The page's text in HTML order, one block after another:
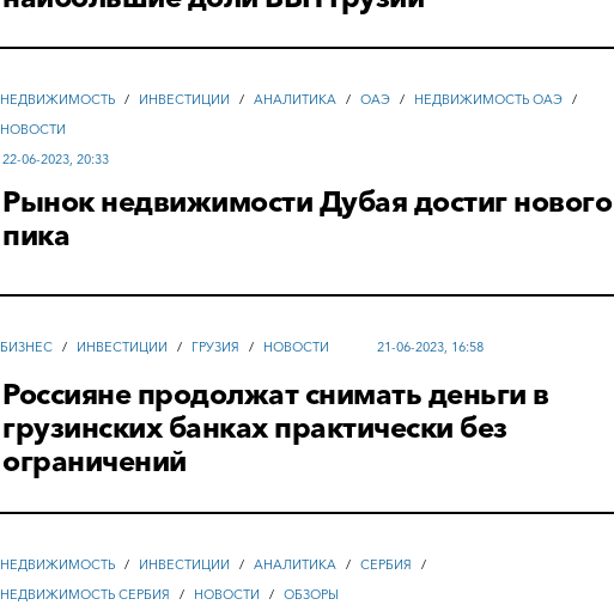
НЕДВИЖИМОСТЬ / ИНВЕСТИЦИИ / АНАЛИТИКА / ОАЭ / НЕДВИЖИМОСТЬ ОАЭ /
НОВОСТИ
22-06-2023, 20:33
Рынок недвижимости Дубая достиг нового
пика
БИЗНЕС / ИНВЕСТИЦИИ / ГРУЗИЯ / НОВОСТИ 21-06-2023, 16:58
Россияне продолжат снимать деньги в
грузинских банках практически без
ограничений
НЕДВИЖИМОСТЬ / ИНВЕСТИЦИИ / АНАЛИТИКА / СЕРБИЯ
/
НЕДВИЖИМОСТЬ СЕРБИЯ
/ НОВОСТИ / ОБЗОРЫ